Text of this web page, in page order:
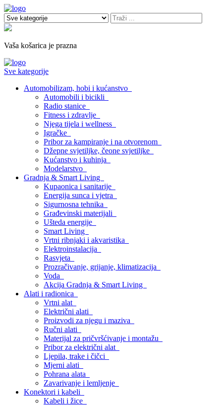
Vaša košarica je prazna
Sve kategorije
Automobilizam, hobi i kućanstvo
Automobili i bicikli
Radio stanice
Fitness i zdravlje
Njega tijela i wellness
Igračke
Pribor za kampiranje i na otvorenom
Džepne svjetiljke, čeone svjetiljke
Kućanstvo i kuhinja
Modelarstvo
Gradnja & Smart Living
Kupaonica i sanitarije
Energija sunca i vjetra
Sigurnosna tehnika
Građevinski materijali
Ušteda energije
Smart Living
Vrtni ribnjaki i akvaristika
Elektroinstalacija
Rasvjeta
Prozračivanje, grijanje, klimatizacija
Voda
Akcija Gradnja & Smart Living
Alati i radionica
Vrtni alat
Električni alati
Proizvodi za njegu i maziva
Ručni alati
Materijal za pričvršćivanje i montažu
Pribor za električni alat
Ljepila, trake i čičci
Mjerni alati
Pohrana alata
Zavarivanje i lemljenje
Konektori i kabeli
Kabeli i žice